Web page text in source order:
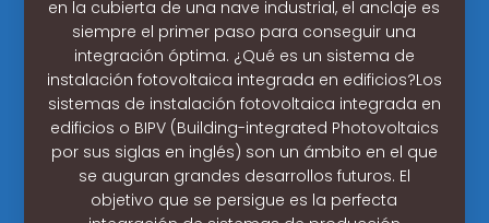
en la cubierta de una nave industrial, el anclaje es
siempre el primer paso para conseguir una
integración óptima. ¿Qué es un sistema de
instalación fotovoltaica integrada en edificios?Los
sistemas de instalación fotovoltaica integrada en
edificios o BIPV (Building-integrated Photovoltaics
por sus siglas en inglés) son un ámbito en el que
se auguran grandes desarrollos futuros. El
objetivo que se persigue es la perfecta